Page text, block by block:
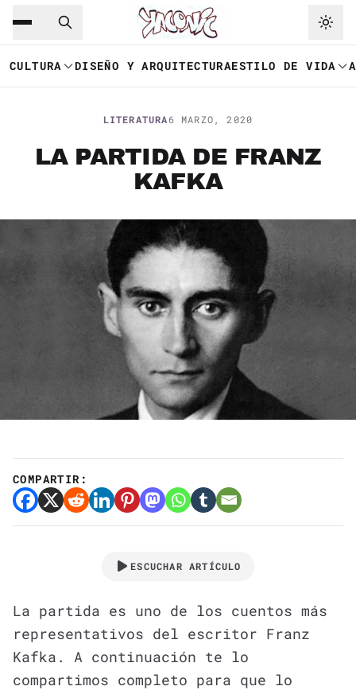
Saltar al contenido principal
CULTURA DISEÑO Y ARQUITECTURAESTILO DE VIDA
LITERATURA6 MARZO, 2020
LA PARTIDA DE FRANZ
KAFKA
COMPARTIR:
ESCUCHAR ARTÍCULO
La partida es uno de los cuentos más
representativos del escritor Franz
Kafka. A continuación te lo
compartimos completo para que lo